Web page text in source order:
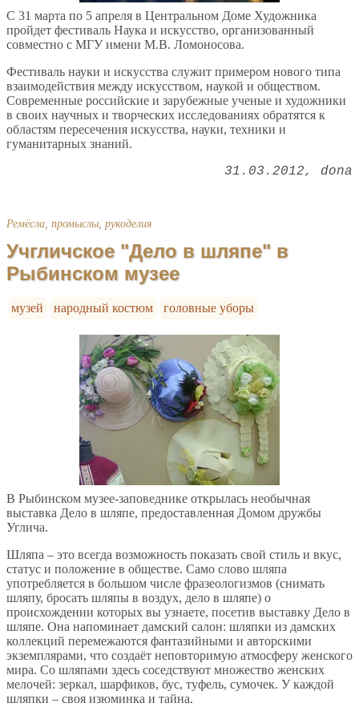
С 31 марта по 5 апреля в Центральном Доме Художника
пройдет фестиваль Наука и искусство, организованный
совместно с МГУ имени М.В. Ломоносова.
Фестиваль науки и искусства служит примером нового типа
взаимодействия между искусством, наукой и обществом.
Современные российские и зарубежные ученые и художники
в своих научных и творческих исследованиях обратятся к
областям пересечения искусства, науки, техники и
гуманитарных знаний.
31.03.2012 dona
Ремёсла, промыслы, рукоделия
Учгличcкое "Дело в шляпе" в
Рыбинском музее
музей народный костюм головные уборы
В Рыбинском музее-заповеднике открылась необычная
выставка Дело в шляпе, предоставленная Домом дружбы
Углича.
Шляпа – это всегда возможность показать свой стиль и вкус,
статус и положение в обществе. Само слово шляпа
употребляется в большом числе фразеологизмов (снимать
шляпу, бросать шляпы в воздух, дело в шляпе) о
происхождении которых вы узнаете, посетив выставку Дело в
шляпе. Она напоминает дамский салон: шляпки из дамских
коллекций перемежаются фантазийными и авторскими
экземплярами, что создаёт неповторимую атмосферу женского
мира. Со шляпами здесь соседствуют множество женских
мелочей: зеркал, шарфиков, бус, туфель, сумочек. У каждой
шляпки – своя изюминка и тайна.